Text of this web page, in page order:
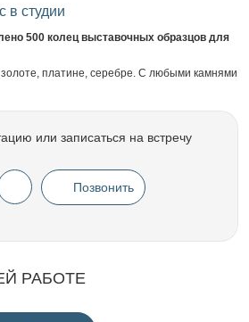
в студии
500 колец выставочных образцов для
платине, серебре. С любыми камнями
или записаться на встречу
Позвонить
РАБОТЕ